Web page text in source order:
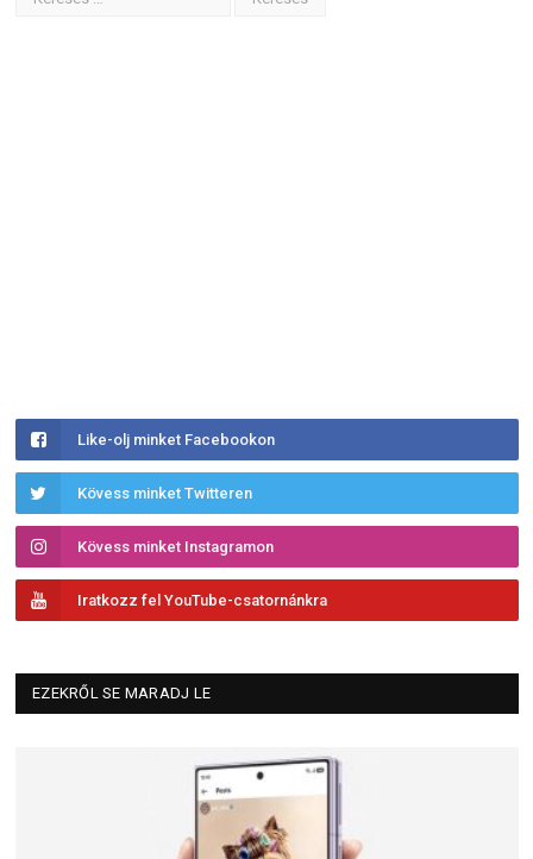
Like-olj minket Facebookon
Kövess minket Twitteren
Kövess minket Instagramon
Iratkozz fel YouTube-csatornánkra
EZEKRŐL SE MARADJ LE